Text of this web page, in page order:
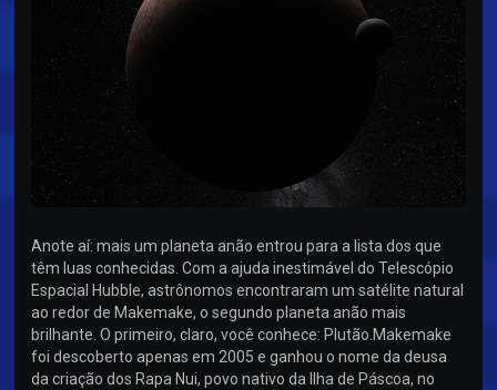
Anote aí: mais um planeta anão entrou para a lista dos que
têm luas conhecidas. Com a ajuda inestimável do Telescópio
Espacial Hubble, astrônomos encontraram um satélite natural
ao redor de Makemake, o segundo planeta anão mais
brilhante. O primeiro, claro, você conhece: Plutão.Makemake
foi descoberto apenas em 2005 e ganhou o nome da deusa
da criação dos Rapa Nui, povo nativo da Ilha de Páscoa, no